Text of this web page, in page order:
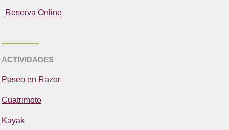
Reserva Online
ACTIVIDADES
Paseo en Razor
Cuatrimoto
Kayak